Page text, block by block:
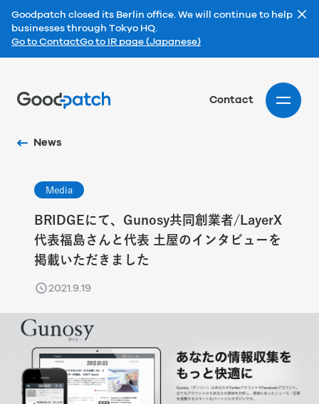
Goodpatch closed its Berlin office. We will continue to help
businesses through Tokyo HQ.
Go to ContactGo to IR page (Japanese)
Contact
News
Media
BRIDGEにて、Gunosy共同創業者/LayerX
代表福島さんと代表 土屋のインタビューを
掲載いただきました
2021.9.19